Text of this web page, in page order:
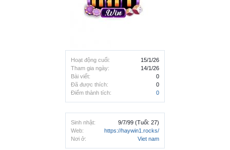
Hoạt động cuối:
15/1/26
Tham gia ngày:
14/1/26
Bài viết:
0
Đã được thích:
0
Điểm thành tích:
0
Sinh nhật: 9/7/99 (Tuổi: 27)
Web:
https://haywin1.rocks/
Nơi ở:
Viet nam